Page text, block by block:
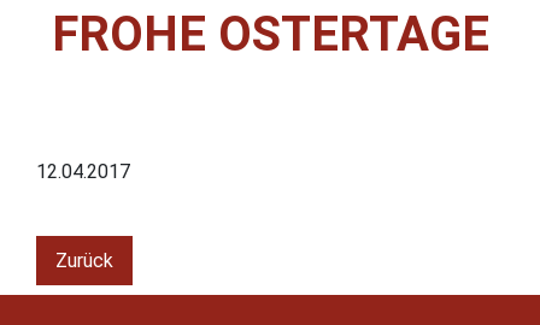
FROHE OSTERTAGE
12.04.2017
Zurück